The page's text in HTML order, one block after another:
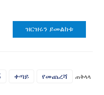
ዝርዝሩን ይመልከቱ
ቀጣይ የመጨረሻ ጠቅላላ